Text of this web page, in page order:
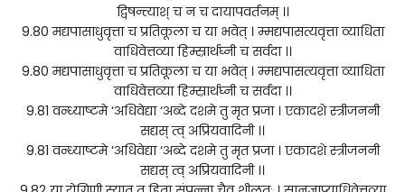
द्विषन्त्याश् च न च दायापवर्तनम् ।।
9.80 मद्यपासाधुवृत्ता च प्रतिकूला च या भवेत् । म्मद्यपासत्यवृत्ता व्याधिता
वाधिवेत्तव्या हिम्स्रार्थघ्नी च सर्वदा ।।
9.80 मद्यपासाधुवृत्ता च प्रतिकूला च या भवेत् । म्मद्यपासत्यवृत्ता व्याधिता
वाधिवेत्तव्या हिम्स्रार्थघ्नी च सर्वदा ।।
9.81 वन्ध्याष्टमे ‘अधिवेद्या ‘अब्दे दशमे तु मृत प्रजा । एकादशे स्त्रीजननी
सद्यस् त्व् अप्रियवादिनी ।।
9.81 वन्ध्याष्टमे ‘अधिवेद्या ‘अब्दे दशमे तु मृत प्रजा । एकादशे स्त्रीजननी
सद्यस् त्व् अप्रियवादिनी ।।